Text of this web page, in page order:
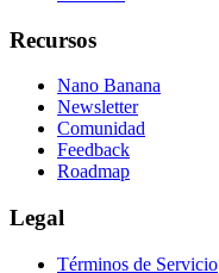
Recursos
Nano Banana
Newsletter
Comunidad
Feedback
Roadmap
Legal
Términos de Servicio